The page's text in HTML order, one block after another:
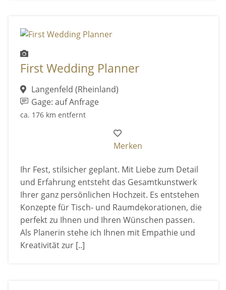
First Wedding Planner
Langenfeld (Rheinland)
Gage: auf Anfrage
ca. 176 km entfernt
Merken
Ihr Fest, stilsicher geplant. Mit Liebe zum Detail
und Erfahrung entsteht das Gesamtkunstwerk
Ihrer ganz persönlichen Hochzeit. Es entstehen
Konzepte für Tisch- und Raumdekorationen, die
perfekt zu Ihnen und Ihren Wünschen passen.
Als Planerin stehe ich Ihnen mit Empathie und
Kreativität zur [..]